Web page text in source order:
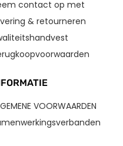
contact op met
& retourneren
VOORWAARDEN